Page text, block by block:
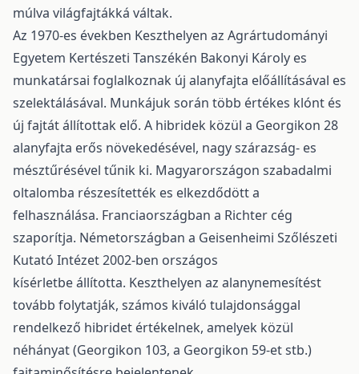
múlva világfajtákká váltak.
Az 1970-es években Keszthelyen az Agrártudományi
Egyetem Kertészeti Tanszékén Bakonyi Károly es
munkatársai foglalkoznak új alany­fajta előállításával es
szelektálásával. Munkájuk során több értékes klónt és
új fajtát állítottak elő. A hibridek közül a Georgikon 28
alany­fajta erős növekedésével, nagy szárazság- es
mésztűrésével tűnik ki. Magyarországon szabadalmi
oltalomba részesítették es elkezdődött a
felhasználása. Franciaországban a Richter cég
szaporítja. Németországban a Geisenheimi Szőlészeti
Kutató Intézet 2002-ben országos
kísérletbe állította. Keszthelyen az alanynemesítést
tovább folytatják, számos kiváló tulajdonsággal
rendelkező hibridet értékelnek, amelyek közül
néhányat (Georgikon 103, a Georgikon 59-et stb.)